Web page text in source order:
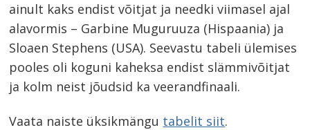
ainult kaks endist võitjat ja needki viimasel ajal
alavormis – Garbine Muguruuza (Hispaania) ja
Sloaen Stephens (USA). Seevastu tabeli ülemises
pooles oli koguni kaheksa endist slämmivõitjat
ja kolm neist jõudsid ka veerandfinaali.
Vaata naiste üksikmängu tabelit siit.